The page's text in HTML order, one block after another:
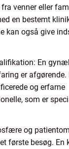
venner eller
en bestemt
kan også give
En
er afgørende.
og erfarne
som er
og
første besøg. En